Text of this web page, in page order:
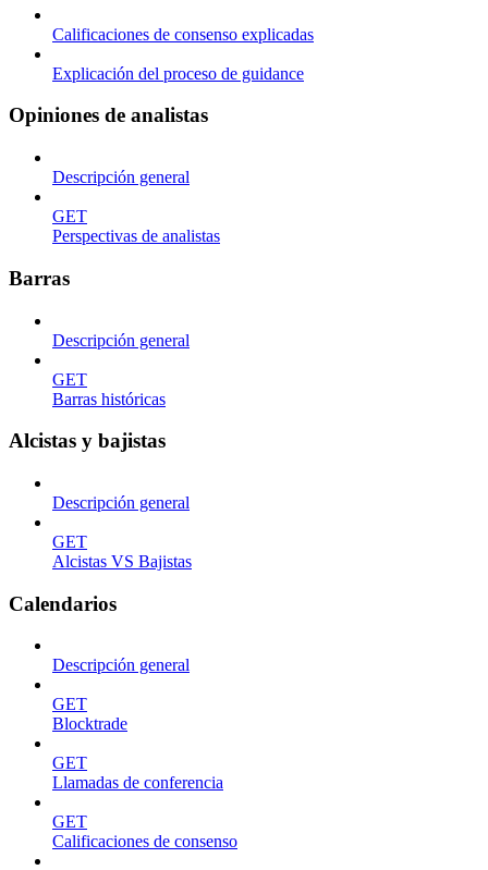
Calificaciones de consenso explicadas
Explicación del proceso de guidance
Opiniones de analistas
Descripción general
GET
Perspectivas de analistas
Barras
Descripción general
GET
Barras históricas
Alcistas y bajistas
Descripción general
GET
Alcistas VS Bajistas
Calendarios
Descripción general
GET
Blocktrade
GET
Llamadas de conferencia
GET
Calificaciones de consenso